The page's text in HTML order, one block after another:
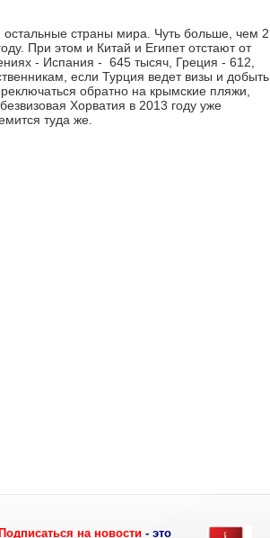
остальные страны мира. Чуть больше, чем 2
При этом и Китай и Египет отстают от
- Испания - 645 тысяч, Греция - 612,
если Турция ведет визы и добыть
обратно на крымские пляжи,
Хорватия в 2013 году уже
туда же.
Подписаться на новости - это